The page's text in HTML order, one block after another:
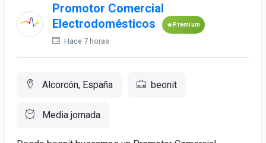
Promotor Comercial
Electrodomésticos
Premium
Hace 7 horas
Alcorcón, España beonit
Media jornada